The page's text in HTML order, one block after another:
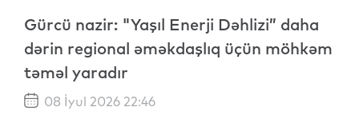
Gürcü nazir: "Yaşıl Enerji Dəhlizi” daha
dərin regional əməkdaşlıq üçün möhkəm
təməl yaradır
08 İyul 2026 22:46